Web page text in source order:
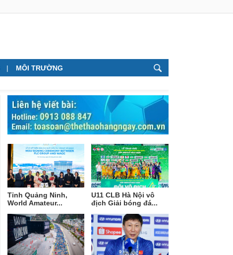
MÔI TRƯỜNG
Tỉnh Quảng Ninh,
World Amateur...
U11 CLB Hà Nội vô
địch Giải bóng đá...